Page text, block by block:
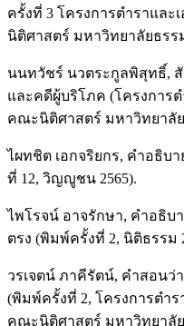
ครั้งที่ 3 โครงการตำราแล
นิติศาสตร์ มหาวิทยาลัยธรร
นนทวัชร์ นวตระกูลพิสุทธิ์,
และคดีผู้บริโภค (โครงการ
คณะนิติศาสตร์ มหาวิทยาลัย
ไผทชิต เอกจริยกร, คำอธิบ
ที่ 12, วิญญูชน 2565).
ไพโรจน์ อาจรักษา, คำอธิบ
ตรง (พิมพ์ครั้งที่ 2, นิติธรรม
วรเจตน์ ภาคีรัตน์, คำสอน
(พิมพ์ครั้งที่ 2, โครงการตำ
คณะนิติศาสตร์ มหาวิทยาลัย